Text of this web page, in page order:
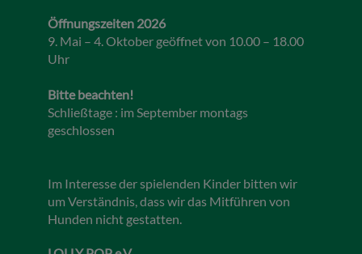
Öffnungszeiten 2026
9. Mai – 4. Oktober geöffnet von 10.00 – 18.00
Uhr
Bitte beachten!
Schließtage : im September montags
geschlossen
Im Interesse der spielenden Kinder bitten wir
um Verständnis, dass wir das Mitführen von
Hunden nicht gestatten.